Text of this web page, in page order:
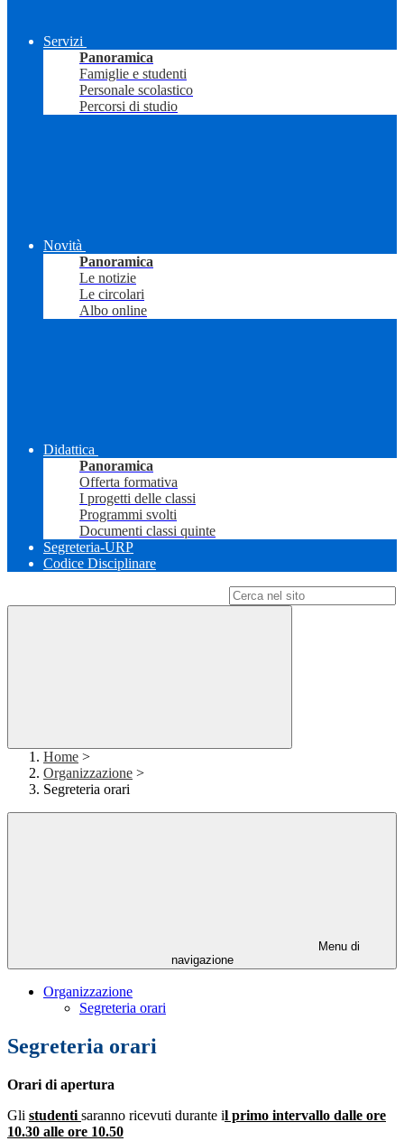
Servizi
Panoramica
Famiglie e studenti
Personale scolastico
Percorsi di studio
Novità
Panoramica
Le notizie
Le circolari
Albo online
Didattica
Panoramica
Offerta formativa
I progetti delle classi
Programmi svolti
Documenti classi quinte
Segreteria-URP
Codice Disciplinare
Home >
Organizzazione >
Segreteria orari
Menu di
navigazione
Organizzazione
Segreteria orari
Segreteria orari
Orari di apertura
Gli studenti saranno ricevuti durante il primo intervallo dalle ore
10.30 alle ore 10.50